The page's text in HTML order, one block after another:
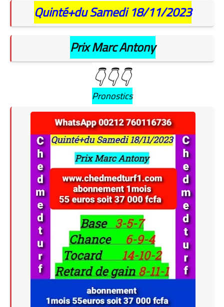
Quinté+du Samedi 18/11/2023
Prix Marc Antony
👇👇👇
Pronostics